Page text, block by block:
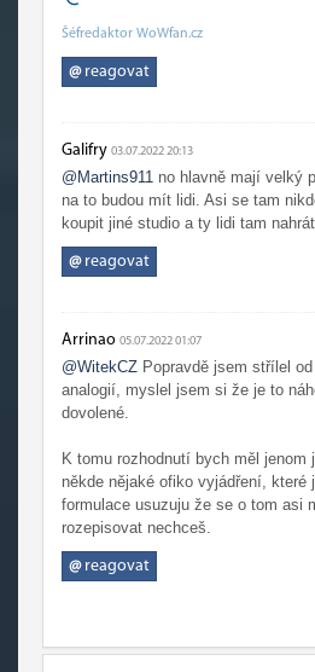
Šéfredaktor WoWfan.cz
@reagovat
Galifry 03.07.2022 20:13
@Martins911 no hlavně mají velký
na to budou mít lidi. Asi se tam
koupit jiné studio a ty lidi tam
@reagovat
Arrinao 05.07.2022 01:07
@WitekCZ Popravdě jsem střílel
analogií, myslel jsem si že je to
dovolené.
K tomu rozhodnutí bych měl jenom
někde nějaké ofiko vyjádření, které
formulace usuzuju že se o tom asi
rozepisovat nechceš.
@reagovat